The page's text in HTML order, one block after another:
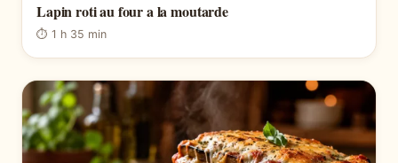
Lapin roti au four a la moutarde
⏱ 1 h 35 min